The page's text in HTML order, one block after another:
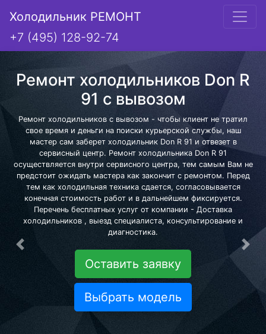
Холодильник РЕМОНТ
+7 (495) 128-92-74
Ремонт холодильников Don R
91 с вывозом
Ремонт холодильников с вывозом - чтобы клиент не тратил
свое время и деньги на поиски курьерской службы, наш
мастер сам заберет холодильник Don R 91 и отвезет в
сервисный центр. Ремонт холодильника Don R 91
осуществляется внутри сервисного центра, тем самым Вам не
предстоит ожидать мастера как закончит с ремонтом. Перед
тем как холодильная техника сдается, согласовывается
конечная стоимость работ и в дальнейшем фиксируется.
Перечень бесплатных услуг от компании - Доставка
холодильников , выезд специалиста, консультирование и
диагностика.
Оставить заявку
Выбрать модель
Предыдущая